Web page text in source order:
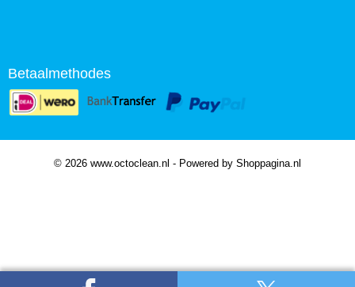
Betaalmethodes
© 2026 www.octoclean.nl - Powered by Shoppagina.nl